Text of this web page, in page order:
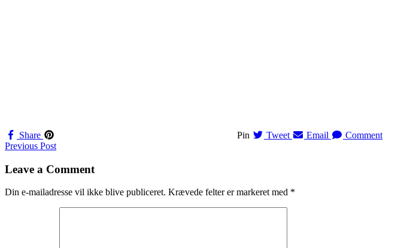
Share Pin Tweet Email Comment
Navigation
til
Previous Post
Leave a Comment
Din e-mailadresse vil ikke blive publiceret. Krævede felter er markeret med *